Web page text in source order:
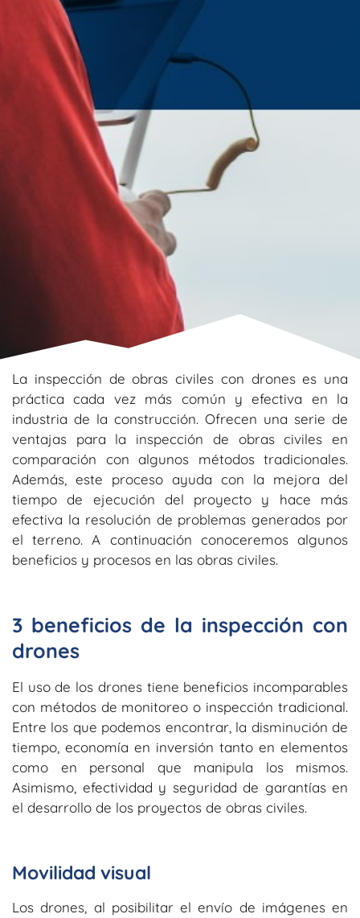
La inspección de obras civiles con drones es una
práctica cada vez más común y efectiva en la
industria de la construcción. Ofrecen una serie de
ventajas para la inspección de obras civiles en
comparación con algunos métodos tradicionales.
Además, este proceso ayuda con la mejora del
tiempo de ejecución del proyecto y hace más
efectiva la resolución de problemas generados por
el terreno. A continuación conoceremos algunos
beneficios y procesos en las obras civiles.
3 beneficios de la inspección con
drones
El uso de los drones tiene beneficios incomparables
con métodos de monitoreo o inspección tradicional.
Entre los que podemos encontrar, la disminución de
tiempo, economía en inversión tanto en elementos
como en personal que manipula los mismos.
Asimismo, efectividad y seguridad de garantías en
el desarrollo de los proyectos de obras civiles.
Movilidad visual
Los drones, al posibilitar el envío de imágenes en